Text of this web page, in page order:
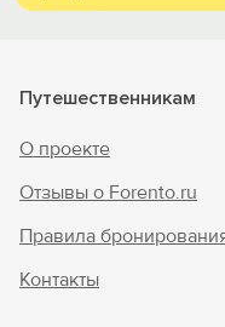
Путешественникам
О проекте
Отзывы о Forento.ru
Правила
Контакты